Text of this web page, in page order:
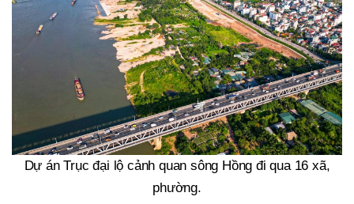
Dự án Trục đại lộ cảnh quan sông Hồng đi qua 16 xã,
phường.